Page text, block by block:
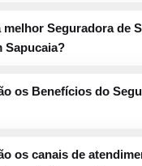
melhor Seguradora de
Sapucaia?
os Benefícios do
os canais de